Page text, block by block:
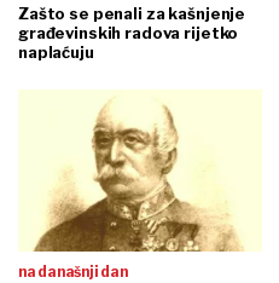
Zašto se penali za kašnjenje
građevinskih radova rijetko
naplaćuju
na današnji dan